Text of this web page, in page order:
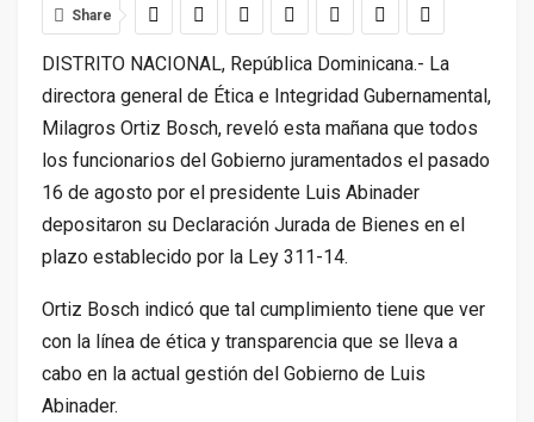
Share
DISTRITO NACIONAL, República Dominicana.- La
directora general de Ética e Integridad Gubernamental,
Milagros Ortiz Bosch, reveló esta mañana que todos
los funcionarios del Gobierno juramentados el pasado
16 de agosto por el presidente Luis Abinader
depositaron su Declaración Jurada de Bienes en el
plazo establecido por la Ley 311-14.
Ortiz Bosch indicó que tal cumplimiento tiene que ver
con la línea de ética y transparencia que se lleva a
cabo en la actual gestión del Gobierno de Luis
Abinader.